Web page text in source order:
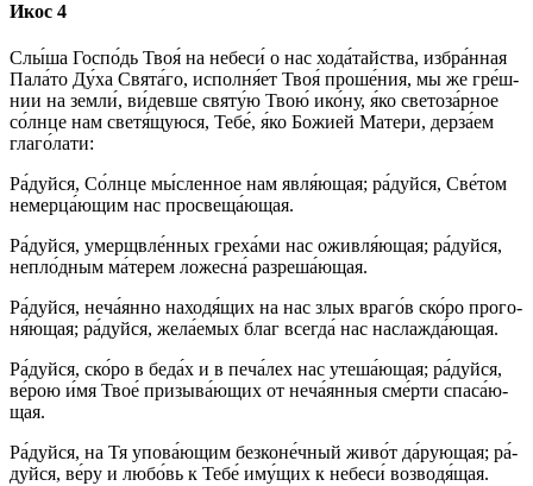
Икос 4
Слы́­ша Гос­по́дь Твоя́ на не­бе­си́ о нас хода́тайства, избра́нная
Па­ла́­то Ду́­ха Свя­та́­го, исполня́ет Твоя́ про­ше́­ния, мы же гре́ш­
нии на зем­ли́, ви́­дев­ше свя­ту́ю Твою́ ико́­ну, я́ко светоза́рное
со́лн­це нам светя́щуюся, Те­бе́, я́ко Бо­жией Ма­те­ри, дерза́ем
гла­го́­ла­ти:
Ра́­дуй­ся, Со́лн­це мы́сленное нам яв­ля́ю­щая; ра́­дуй­ся, Све́­том
не­мер­ца́ю­щим нас про­све­ща́ю­щая.
Ра́­дуй­ся, умерщвле́нных греха́ми нас ожив­ля́ю­щая; ра́­дуй­ся,
непло́дным ма́терем ложесна́ разреша́ющая.
Ра́­дуй­ся, неча́янно на­ходя́­щих на нас злых вра­го́в ско́ро про­го­
ня́ю­щая; ра́­дуй­ся, жела́емых благ всег­да́ нас наслажда́ющая.
Ра́­дуй­ся, ско́ро в бе­да́х и в пе­ча́­лех нас утеша́ющая; ра́­дуй­ся,
ве́­рою и́мя Твое́ при­зы­ва́ю­щих от неча́янныя сме́р­ти спа­са́ю­
щая.
Ра́­дуй­ся, на Тя упова́ющим безконе́чный жи­во́т да́­рую­щая; ра́­
дуй­ся, ве́­ру и лю­бо́вь к Те­бе́ иму́­щих к не­бе­си́ возводя́щая.